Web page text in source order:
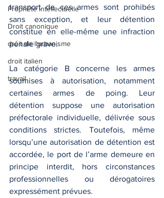
Propriété intellectuelle
Droit canonique
droit de l'urbanisme
droit italien
travail
transport de ces armes sont prohibés
sans exception, et leur détention
constitue en elle-même une infraction
pénale grave.
La catégorie B concerne les armes
soumises à autorisation, notamment
certaines armes de poing. Leur
détention suppose une autorisation
préfectorale individuelle, délivrée sous
conditions strictes. Toutefois, même
lorsqu’une autorisation de détention est
accordée, le port de l’arme demeure en
principe interdit, hors circonstances
professionnelles ou dérogatoires
expressément prévues.